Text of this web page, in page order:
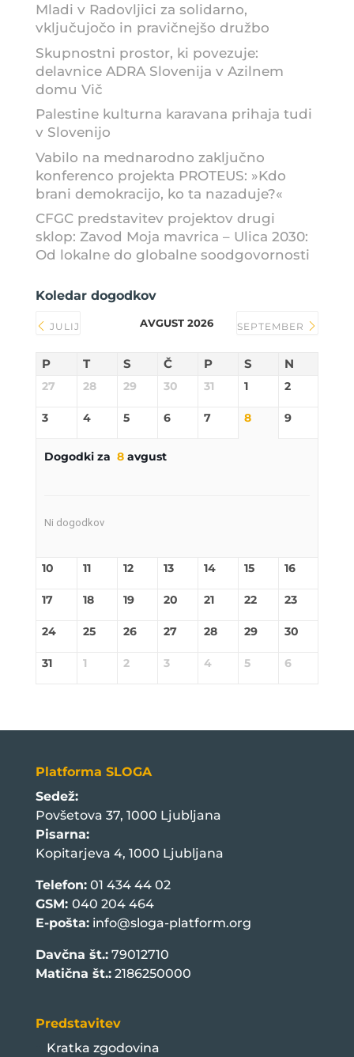
Mladi v Radovljici za solidarno,
vključujočo in pravičnejšo družbo
Skupnostni prostor, ki povezuje:
delavnice ADRA Slovenija v Azilnem
domu Vič
Palestine kulturna karavana prihaja tudi
v Slovenijo
Vabilo na mednarodno zaključno
konferenco projekta PROTEUS: »Kdo
brani demokracijo, ko ta nazaduje?«
CFGC predstavitev projektov drugi
sklop: Zavod Moja mavrica – Ulica 2030:
Od lokalne do globalne soodgovornosti
Koledar dogodkov
JULIJ AVGUST 2026 SEPTEMBER
P T S Č P S N
27 28 29 30 31 1 2
3 4 5 6 7 8 9
Dogodki za 8avgust
Ni dogodkov
10 11 12 13 14 15 16
17 18 19 20 21 22 23
24 25 26 27 28 29 30
31 1 2 3 4 5 6
Platforma SLOGA
Sedež:
Povšetova 37, 1000 Ljubljana
Pisarna:
Kopitarjeva 4, 1000 Ljubljana
Telefon:01 434 44 02
GSM: 040 204 464
E-pošta: info@sloga-platform.org
Davčna št.:79012710
Matična št.:2186250000
Predstavitev
Kratka zgodovina